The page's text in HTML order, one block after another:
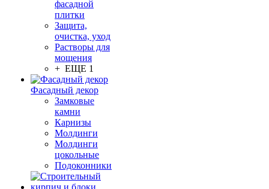
фасадной
плитки
Защита,
очистка, уход
Растворы для
мощения
+ ЕЩЕ 1
Фасадный декор
Замковые
камни
Карнизы
Молдинги
Молдинги
цокольные
Подоконники